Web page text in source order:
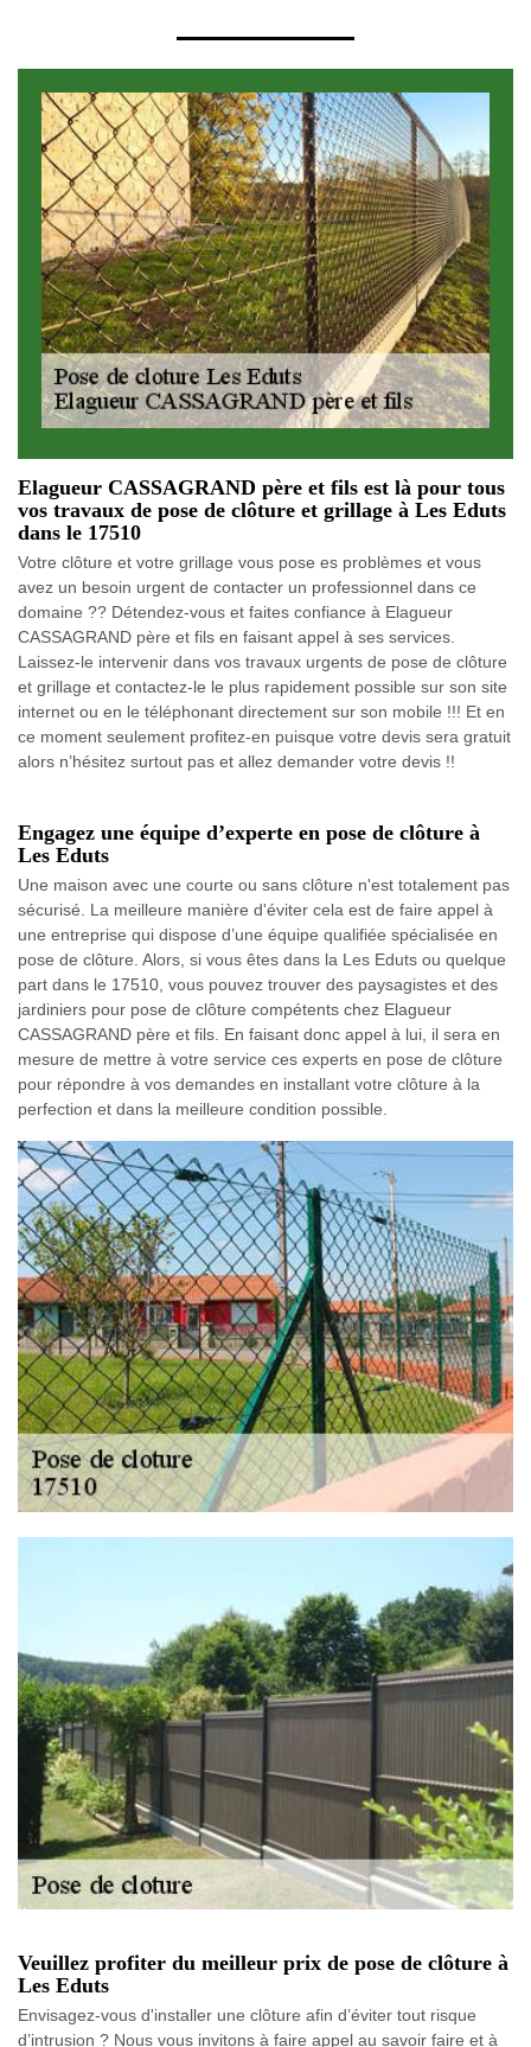
Elagueur CASSAGRAND père et fils est là pour tous
vos travaux de pose de clôture et grillage à Les Eduts
dans le 17510
Votre clôture et votre grillage vous pose es problèmes et vous
avez un besoin urgent de contacter un professionnel dans ce
domaine ?? Détendez-vous et faites confiance à Elagueur
CASSAGRAND père et fils en faisant appel à ses services.
Laissez-le intervenir dans vos travaux urgents de pose de clôture
et grillage et contactez-le le plus rapidement possible sur son site
internet ou en le téléphonant directement sur son mobile !!! Et en
ce moment seulement profitez-en puisque votre devis sera gratuit
alors n’hésitez surtout pas et allez demander votre devis !!
Engagez une équipe d’experte en pose de clôture à
Les Eduts
Une maison avec une courte ou sans clôture n'est totalement pas
sécurisé. La meilleure manière d'éviter cela est de faire appel à
une entreprise qui dispose d’une équipe qualifiée spécialisée en
pose de clôture. Alors, si vous êtes dans la Les Eduts ou quelque
part dans le 17510, vous pouvez trouver des paysagistes et des
jardiniers pour pose de clôture compétents chez Elagueur
CASSAGRAND père et fils. En faisant donc appel à lui, il sera en
mesure de mettre à votre service ces experts en pose de clôture
pour répondre à vos demandes en installant votre clôture à la
perfection et dans la meilleure condition possible.
Veuillez profiter du meilleur prix de pose de clôture à
Les Eduts
Envisagez-vous d'installer une clôture afin d’éviter tout risque
d’intrusion ? Nous vous invitons à faire appel au savoir faire et à